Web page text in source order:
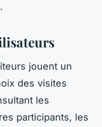
jouent un
des visites
les
participants, les